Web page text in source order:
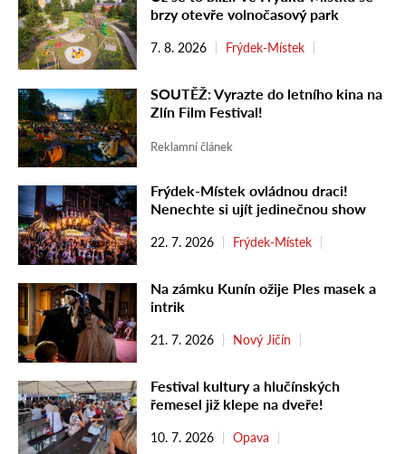
brzy otevře volnočasový park
7. 8. 2026 Frýdek-Místek
SOUTĚŽ: Vyrazte do letního kina na
Zlín Film Festival!
Reklamní článek
Frýdek-Místek ovládnou draci!
Nenechte si ujít jedinečnou show
22. 7. 2026 Frýdek-Místek
Na zámku Kunín ožije Ples masek a
intrik
21. 7. 2026 Nový Jičín
Festival kultury a hlučínských
řemesel již klepe na dveře!
10. 7. 2026 Opava